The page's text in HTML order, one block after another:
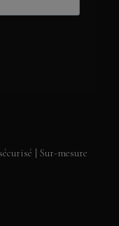
| Sur-mesure